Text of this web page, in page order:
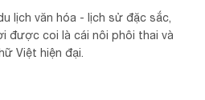
lịch văn hóa - lịch sử đặc sắc,
được coi là cái nôi phôi thai và
Việt hiện đại.